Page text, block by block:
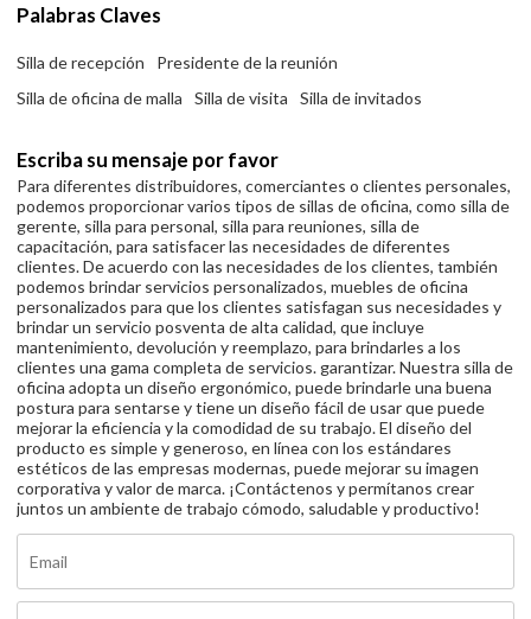
Palabras Claves
Silla de recepción
Presidente de la reunión
Silla de oficina de malla
Silla de visita Silla de invitados
Escriba su mensaje por favor
Para diferentes distribuidores, comerciantes o clientes personales,
podemos proporcionar varios tipos de sillas de oficina, como silla de
gerente, silla para personal, silla para reuniones, silla de
capacitación, para satisfacer las necesidades de diferentes
clientes. De acuerdo con las necesidades de los clientes, también
podemos brindar servicios personalizados, muebles de oficina
personalizados para que los clientes satisfagan sus necesidades y
brindar un servicio posventa de alta calidad, que incluye
mantenimiento, devolución y reemplazo, para brindarles a los
clientes una gama completa de servicios. garantizar. Nuestra silla de
oficina adopta un diseño ergonómico, puede brindarle una buena
postura para sentarse y tiene un diseño fácil de usar que puede
mejorar la eficiencia y la comodidad de su trabajo. El diseño del
producto es simple y generoso, en línea con los estándares
estéticos de las empresas modernas, puede mejorar su imagen
corporativa y valor de marca. ¡Contáctenos y permítanos crear
juntos un ambiente de trabajo cómodo, saludable y productivo!